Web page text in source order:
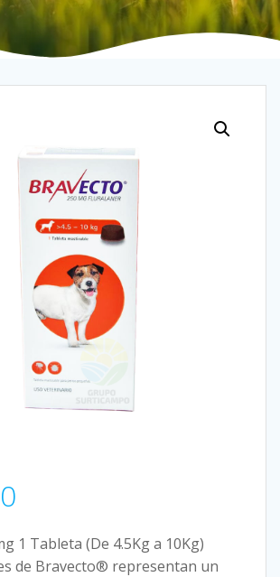
1 Tableta (De 4.5Kg a 10Kg)
de Bravecto® representan un